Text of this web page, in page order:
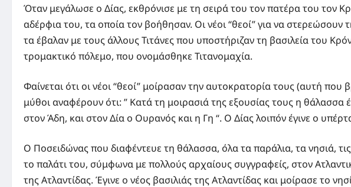
Όταν μεγάλωσε ο Δίας, εκθρόνισε με τη σειρά του τον πατέρα του τον
αδέρφια του, τα οποία τον βοήθησαν. Οι νέοι “θεοί” για να στερεώσουν
τα έβαλαν με τους άλλους Τιτάνες που υποστήριζαν τη βασιλεία του
τρομακτικό πόλεμο, που ονομάσθηκε Τιτανομαχία.
Φαίνεται ότι οι νέοι “θεοί” μοίρασαν την αυτοκρατορία τους (αυτή που
μύθοι αναφέρουν ότι: ” Κατά τη μοιρασιά της εξουσίας τους η
στον Άδη, και στον Δία ο Ουρανός και η Γη “. Ο Δίας λοιπόν έγινε ο
Ο Ποσειδώνας που διαφέντευε τη θάλασσα, όλα τα παράλια, τα νησιά,
το παλάτι του, σύμφωνα με πολλούς αρχαίους συγγραφείς, στον
της Ατλαντίδας. Έγινε ο νέος βασιλιάς της Ατλαντίδας και μοίρασε το